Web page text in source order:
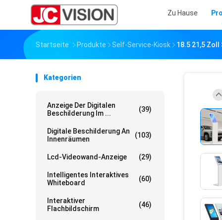
Zu Hause
Startseite Produkte Self-Service-Kiosk 18.5 21,5
Kategorien
Anzeige Der Digitalen
Beschilderung Im ...
(39)
Digitale Beschilderung An
Innenräumen
(103)
Lcd-Videowand-Anzeige (29)
Intelligentes Interaktives
Whiteboard
(60)
Interaktiver
Flachbildschirm
(46)